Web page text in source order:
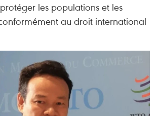
les populations et les
au droit international